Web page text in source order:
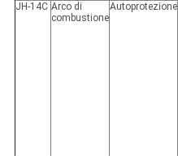
JH-14C Arco di
combustione
Autoprotezione